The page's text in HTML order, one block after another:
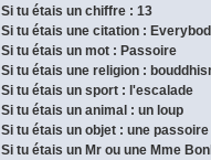
Si tu étais un chiffre : 13
Si tu étais une citation :
Si tu étais un mot : Passoire
Si tu étais une religion :
Si tu étais un sport : l'escalade
Si tu étais un animal : un loup
Si tu étais un objet : une passoire
Si tu étais un Mr ou une Mme